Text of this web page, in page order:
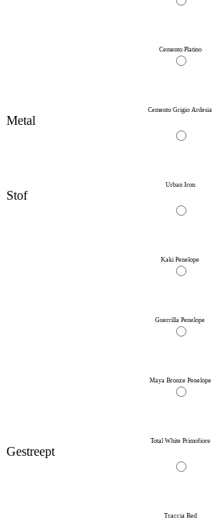
Cemento Platino
Cemento Grigio Ardesia
Metal
Urban Iron
Stof
Kaki Penelope
Guerrilla Penelope
Maya Bronze Penelope
Total White Primofiore
Gestreept
Traccia Red